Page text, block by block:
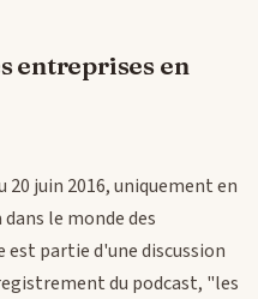
entreprises en
20 juin 2016, uniquement en
le monde des
est partie d'une discussion
du podcast, "les